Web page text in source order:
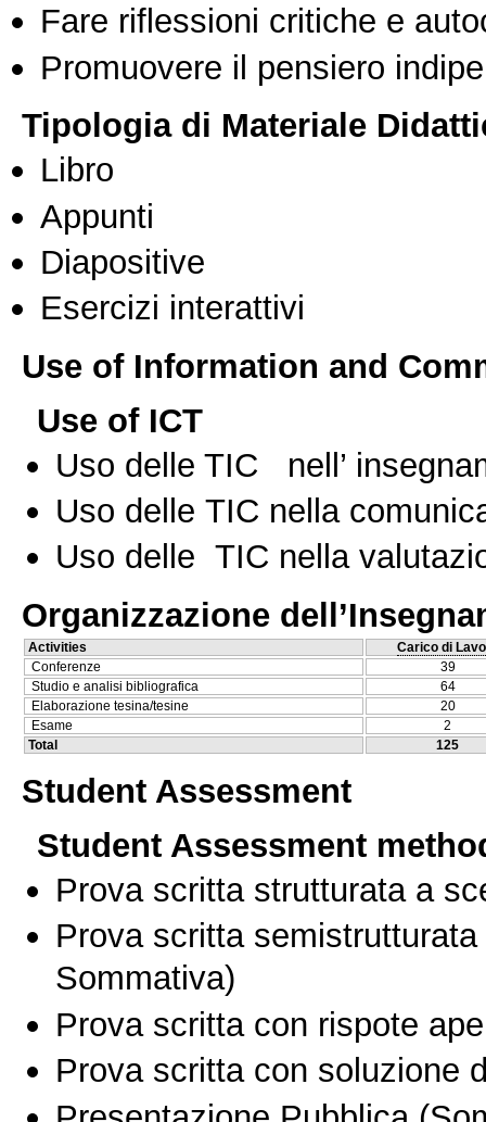
Fare riflessioni critiche e
Promuovere il pensiero
Tipologia di Materiale
Libro
Appunti
Diapositive
Esercizi interattivi
Use of Information and
Use of ICT
Uso delle TIC nell’
Uso delle TIC nella
Uso delle TIC nella
Organizzazione
Activities
Carico di
Conferenze
39
Studio e analisi bibliografica
64
Elaborazione tesina/tesine
20
Esame
2
Total
125
Student Assessment
Student Assessment
Prova scritta strutturata a
Prova scritta
Sommativa)
Prova scritta con rispote
Prova scritta con soluzione